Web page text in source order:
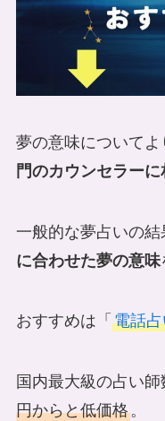
夢の意味についてよ
門のカウンセラーに
一般的な夢占いの結
に合わせた夢の意味
おすすめは「 電話
国内最大級の占い師
円からと低価格。